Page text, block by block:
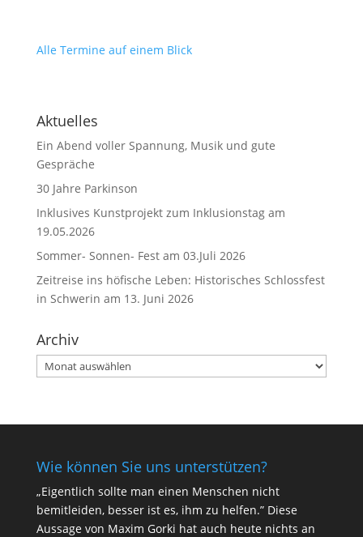
Alle Termine auf einem Blick
Aktuelles
Ein Abend voller Spannung, Musik und gute
Gespräche
30 Jahre Parkinson
Inklusives Kunstprojekt zum Inklusionstag am
19.05.2026
Sommer- Sonnen- Fest am 03.Juli 2026
Zeitreise ins höfische Leben: Historisches Schlossfest
in Schwerin am 13. Juni 2026
Archiv
Archiv
Wie können Sie uns unterstützen?
„Eigentlich sollte man einen Menschen nicht
bemitleiden, besser ist es, ihm zu helfen.” Diese
Aussage von Maxim Gorki hat auch heute nichts an